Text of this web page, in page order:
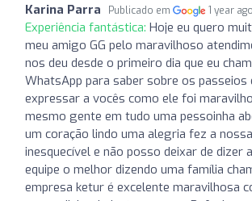
Karina Parra Publicado em 1 year ago
Experiência fantástica: Hoje eu quero
meu amigo GG pelo maravilhoso
nos deu desde o primeiro dia que eu
WhatsApp para saber sobre os passeios
expressar a vocês como ele foi
mesmo gente em tudo uma pessoinha
um coração lindo uma alegria fez a
inesquecível e não posso deixar de dizer
equipe o melhor dizendo uma família
empresa ketur é excelente maravilhosa